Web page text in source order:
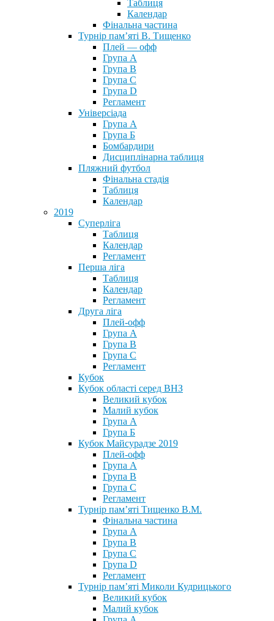
Таблиця
Календар
Фінальна частина
Турнір пам’яті В. Тищенко
Плей — офф
Група А
Група B
Група С
Група D
Регламент
Універсіада
Група А
Група Б
Бомбардири
Дисциплінарна таблиця
Пляжний футбол
Фінальна стадія
Таблиця
Календар
2019
Суперліга
Таблиця
Календар
Регламент
Перша ліга
Таблиця
Календар
Регламент
Друга ліга
Плей-офф
Група А
Група В
Група С
Регламент
Кубок
Кубок області серед ВНЗ
Великий кубок
Малий кубок
Група А
Група Б
Кубок Майсурадзе 2019
Плей-офф
Група А
Група В
Група С
Регламент
Турнір пам’яті Тищенко В.М.
Фінальна частина
Група А
Група В
Група С
Група D
Регламент
Турнір пам’яті Миколи Кудрицького
Великий кубок
Малий кубок